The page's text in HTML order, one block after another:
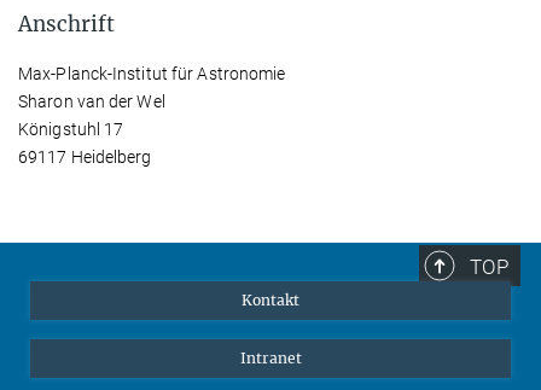
Anschrift
Max-Planck-Institut für Astronomie
Sharon van der Wel
Königstuhl 17
69117 Heidelberg
TOP
Kontakt
Intranet